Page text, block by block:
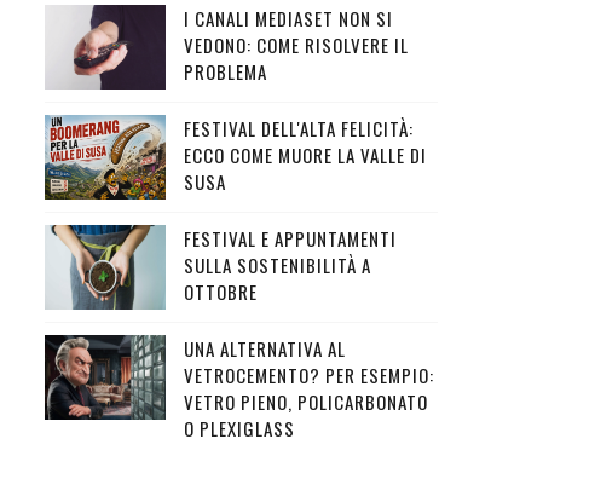
I CANALI MEDIASET NON SI
VEDONO: COME RISOLVERE IL
PROBLEMA
FESTIVAL DELL'ALTA FELICITÀ:
ECCO COME MUORE LA VALLE DI
SUSA
FESTIVAL E APPUNTAMENTI
SULLA SOSTENIBILITÀ A
OTTOBRE
UNA ALTERNATIVA AL
VETROCEMENTO? PER ESEMPIO:
VETRO PIENO, POLICARBONATO
O PLEXIGLASS